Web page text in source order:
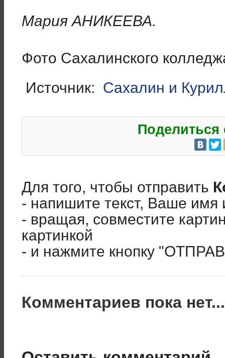
Мария АНИКЕЕВА.
Фото Сахалинского
Источник: Сахалин и
Поделиться
Для того, чтобы отправить
- напишите текст, Ваше имя
- вращая, совместите
картинкой
- и нажмите кнопку
Комментариев пока